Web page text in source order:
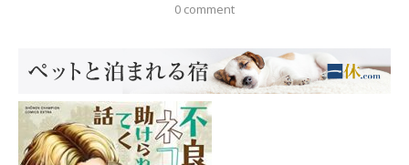
0 comment